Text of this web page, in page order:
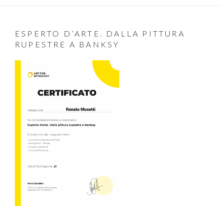
ESPERTO D’ARTE. DALLA PITTURA
RUPESTRE A BANKSY